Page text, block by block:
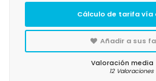
Cálculo de tarifa vía
Añadir a sus
Valoración media
12 Valoraciones